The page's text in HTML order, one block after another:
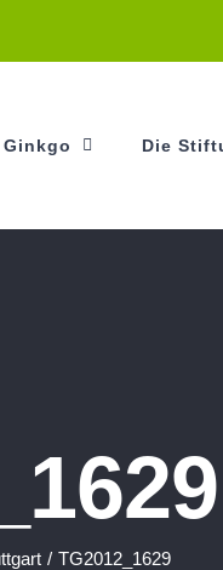
Die
/ TG2012_1629